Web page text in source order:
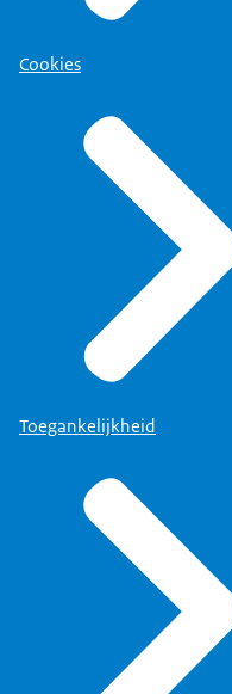
Cookies
Toegankelijkheid